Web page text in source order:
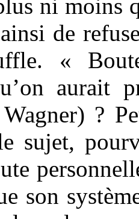
ni moins
de
«
aurait
?
sujet,
son